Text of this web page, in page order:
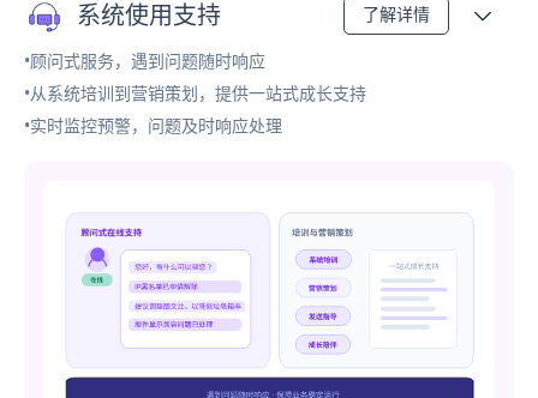
系统使用支持 了解详情
•顾问式服务，遇到问题随时响应
•从系统培训到营销策划，提供一站式成长支持
•实时监控预警，问题及时响应处理